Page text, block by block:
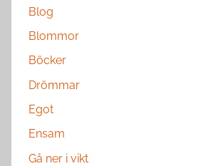
Blog
Blommor
Böcker
Drömmar
Egot
Ensam
Gå ner i vikt